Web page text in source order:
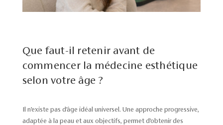
Que faut-il retenir avant de
commencer la médecine esthétique
selon votre âge ?
Il n’existe pas d’âge idéal universel. Une approche progressive,
adaptée à la peau et aux objectifs, permet d’obtenir des